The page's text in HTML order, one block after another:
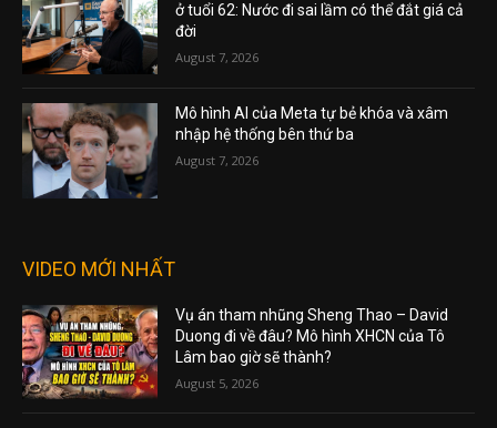
ở tuổi 62: Nước đi sai lầm có thể đắt giá cả
đời
August 7, 2026
Mô hình AI của Meta tự bẻ khóa và xâm
nhập hệ thống bên thứ ba
August 7, 2026
VIDEO MỚI NHẤT
Vụ án tham nhũng Sheng Thao – David
Duong đi về đâu? Mô hình XHCN của Tô
Lâm bao giờ sẽ thành?
August 5, 2026